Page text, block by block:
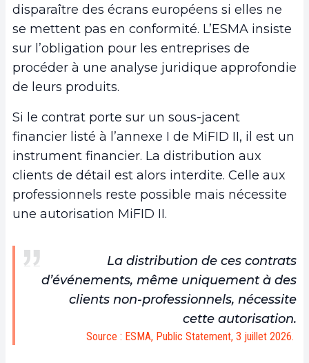
disparaître des écrans européens si elles ne
se mettent pas en conformité. L’ESMA insiste
sur l’obligation pour les entreprises de
procéder à une analyse juridique approfondie
de leurs produits.
Si le contrat porte sur un sous-jacent
financier listé à l’annexe I de MiFID II, il est un
instrument financier. La distribution aux
clients de détail est alors interdite. Celle aux
professionnels reste possible mais nécessite
une autorisation MiFID II.
La distribution de ces contrats
d’événements, même uniquement à des
clients non-professionnels, nécessite
cette autorisation.
Source : ESMA, Public Statement, 3 juillet 2026.